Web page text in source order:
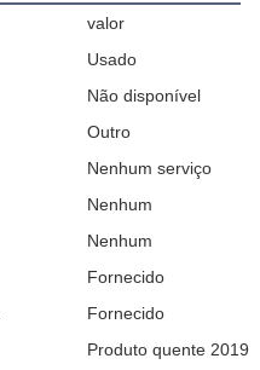
valor
Usado
Não disponível
Outro
Nenhum serviço
Nenhum
Nenhum
Fornecido
Fornecido
Produto quente 2019